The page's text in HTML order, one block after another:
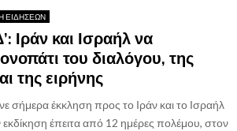
ΕΙΔΗΣΕΩΝ
Ιράν και Ισραήλ να
του διαλόγου, της
της ειρήνης
σήμερα έκκληση προς το Ιράν και το Ισραήλ
εκδίκηση έπειτα από 12 ημέρες πολέμου, στον